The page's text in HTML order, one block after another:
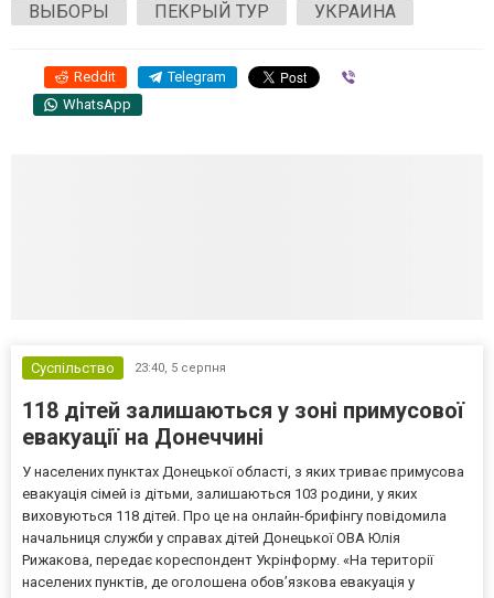
ВЫБОРЫ
ПЕКРЫЙ ТУР УКРАИНА
Reddit Telegram
WhatsApp
Суспільство 23:40, 5 серпня
118 дітей залишаються у зоні примусової
евакуації на Донеччині
У населених пунктах Донецької області, з яких триває примусова
евакуація сімей із дітьми, залишаються 103 родини, у яких
виховуються 118 дітей. Про це на онлайн-брифінгу повідомила
начальниця служби у справах дітей Донецької ОВА Юлія
Рижакова, передає кореспондент Укрінформу. «На території
населених пунктів, де оголошена обов’язкова евакуація у